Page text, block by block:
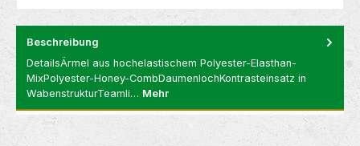
Beschreibung
DetailsÄrmel aus hochelastischem Polyester-Elasthan-
MixPolyester-Honey-CombDaumenlochKontrasteinsatz in
WabenstrukturTeamli… Mehr